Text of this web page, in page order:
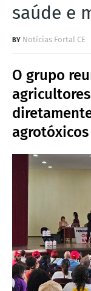
saúde e
Notícias Fortal CE
O grupo
agrotóxicos